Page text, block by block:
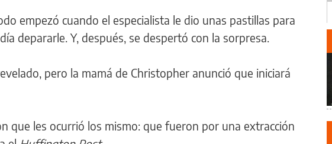
empezó cuando el especialista le dio unas pastillas para
depararle. Y, después, se despertó con la sorpresa.
pero la mamá de Christopher anunció que iniciará
que les ocurrió los mismo: que fueron por una extracción